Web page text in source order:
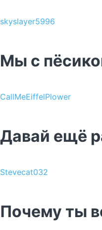
skyslayer5996
Мы с
CallMeEiffelPlower
Давай ещё
Stevecat032
Почему ты